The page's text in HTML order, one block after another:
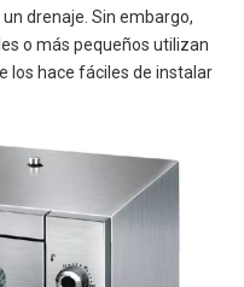
drenaje. Sin embargo,
o más pequeños utilizan
los hace fáciles de instalar